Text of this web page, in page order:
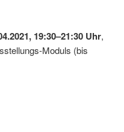
19:30‒21:30 Uhr,
Moduls (bis